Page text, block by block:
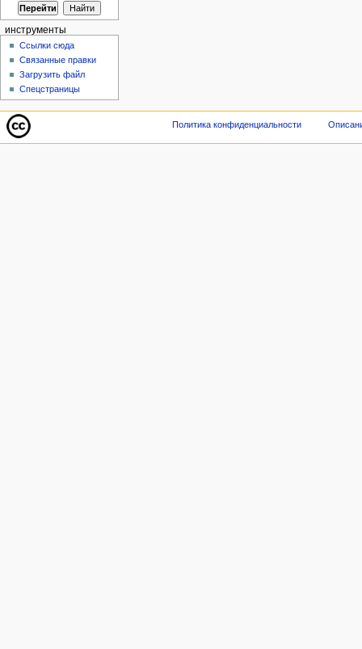
инструменты
Ссылки сюда
Связанные правки
Загрузить файл
Спецстраницы
Политика конфиденциальности